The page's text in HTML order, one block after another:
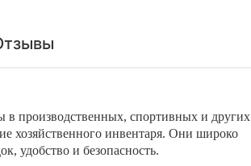
производственных, спортивных и других
хозяйственного инвентаря. Они широко
удобство и безопасность.